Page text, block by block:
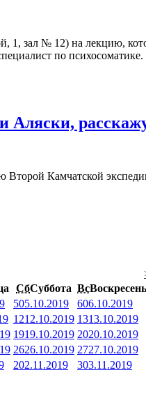
зал № 12) на лекцию,
по психосоматике.
Камчатской
СбСуббота Вс
505.10.2019 606.10.2019
1212.10.2019 1313.10.2019
1919.10.2019 2020.10.2019
2626.10.2019 2727.10.2019
202.11.2019 303.11.2019